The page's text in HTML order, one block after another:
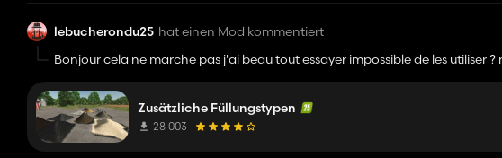
lebucherondu25 hat einen Mod kommentiert
Bonjour cela ne marche pas j'ai beau tout essayer impossible de les utiliser
Zusätzliche Füllungstypen
28 003